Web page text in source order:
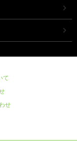
て
せ